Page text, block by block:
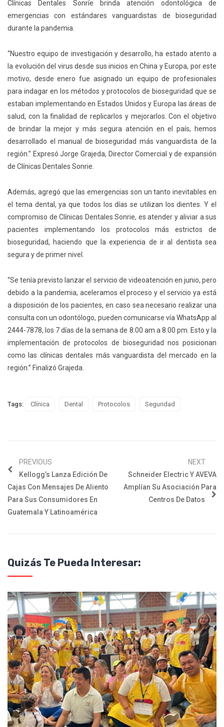
Clínicas Dentales Sonríe brinda atención odontológica de
emergencias con estándares vanguardistas de bioseguridad
durante la pandemia.
“Nuestro equipo de investigación y desarrollo, ha estado atento a
la evolución del virus desde sus inicios en China y Europa, por este
motivo, desde enero fue asignado un equipo de profesionales
para indagar en los métodos y protocolos de bioseguridad que se
estaban implementando en Estados Unidos y Europa las áreas de
salud, con la finalidad de replicarlos y mejorarlos. Con el objetivo
de brindar la mejor y más segura atención en el país, hemos
desarrollado el manual de bioseguridad más vanguardista de la
región.” Expresó Jorge Grajeda, Director Comercial y de expansión
de Clínicas Dentales Sonrie.
Además, agregó que las emergencias son un tanto inevitables en
el tema dental, ya que todos los días se utilizan los dientes. Y el
compromiso de Clínicas Dentales Sonrie, es atender y aliviar a sus
pacientes implementando los protocolos más estrictos de
bioseguridad, haciendo que la experiencia de ir al dentista sea
segura y de primer nivel.
“Se tenía previsto lanzar el servicio de videoatención en junio, pero
debido a la pandemia, aceleramos el proceso y el servicio ya está
a disposición de los pacientes, en caso sea necesario realizar una
consulta con un odontólogo, pueden comunicarse vía WhatsApp al
2444-7878, los 7 días de la semana de 8:00 am a 8:00 pm. Esto y la
implementación de protocolos de bioseguridad nos posicionan
como las clínicas dentales más vanguardista del mercado en la
región.” Finalizó Grajeda.
Tags: Clínica Dental Protocolos Seguridad
PREVIOUS
Kellogg’s Lanza Edición De
Cajas Con Mensajes De Aliento
Para Sus Consumidores En
Guatemala Y Latinoamérica
NEXT
Schneider Electric Y AVEVA
Amplían Su Asociación Para
Centros De Datos
Quizás Te Pueda Interesar: